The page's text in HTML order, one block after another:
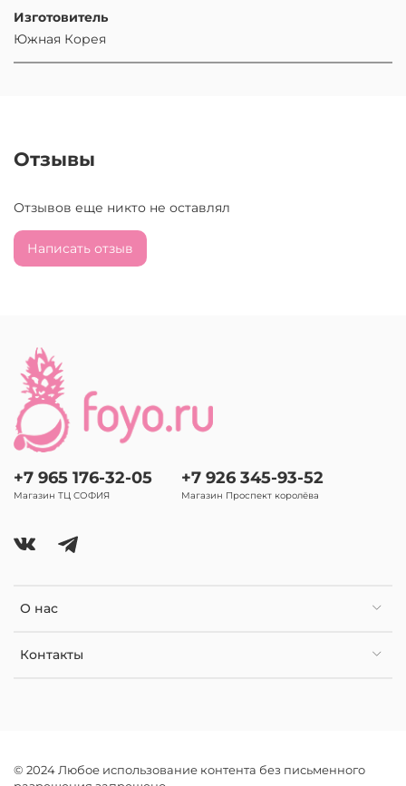
Изготовитель
Южная Корея
Отзывы
Отзывов еще никто не оставлял
Написать отзыв
О нас
Контакты
+7 965 176-32-05
Магазин ТЦ СОФИЯ
+7 926 345-93-52
Магазин Проспект королёва
© 2024 Любое использование контента без письменного